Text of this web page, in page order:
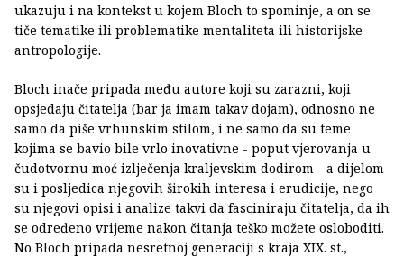
ukazuju i na kontekst u kojem Bloch to spominje, a on se
tiče tematike ili problematike mentaliteta ili historijske
antropologije.
Bloch inače pripada među autore koji su zarazni, koji
opsjedaju čitatelja (bar ja imam takav dojam), odnosno ne
samo da piše vrhunskim stilom, i ne samo da su teme
kojima se bavio bile vrlo inovativne - poput vjerovanja u
čudotvornu moć izlječenja kraljevskim dodirom - a dijelom
su i posljedica njegovih širokih interesa i erudicije, nego
su njegovi opisi i analize takvi da fasciniraju čitatelja, da ih
se određeno vrijeme nakon čitanja teško možete osloboditi.
No Bloch pripada nesretnoj generaciji s kraja XIX. st.,